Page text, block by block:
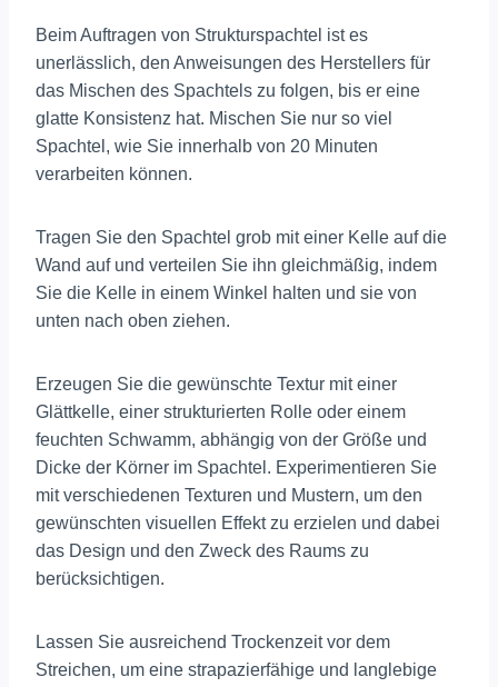
Beim Auftragen von Strukturspachtel ist es
unerlässlich, den Anweisungen des Herstellers für
das Mischen des Spachtels zu folgen, bis er eine
glatte Konsistenz hat. Mischen Sie nur so viel
Spachtel, wie Sie innerhalb von 20 Minuten
verarbeiten können.
Tragen Sie den Spachtel grob mit einer Kelle auf die
Wand auf und verteilen Sie ihn gleichmäßig, indem
Sie die Kelle in einem Winkel halten und sie von
unten nach oben ziehen.
Erzeugen Sie die gewünschte Textur mit einer
Glättkelle, einer strukturierten Rolle oder einem
feuchten Schwamm, abhängig von der Größe und
Dicke der Körner im Spachtel. Experimentieren Sie
mit verschiedenen Texturen und Mustern, um den
gewünschten visuellen Effekt zu erzielen und dabei
das Design und den Zweck des Raums zu
berücksichtigen.
Lassen Sie ausreichend Trockenzeit vor dem
Streichen, um eine strapazierfähige und langlebige